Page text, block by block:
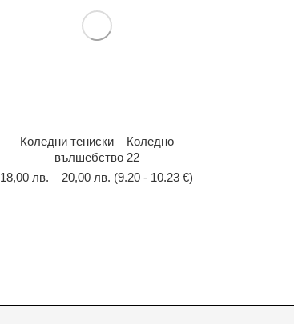
Коледни тениски – Коледно
вълшебство 22
18,00 лв. –20,00 лв. (9.20 - 10.23 €)